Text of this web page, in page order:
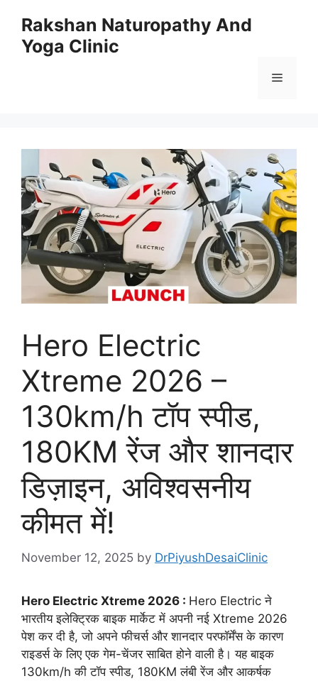
content
Rakshan Naturopathy And
Yoga Clinic
Menu
Hero Electric
Xtreme 2026 –
130km/h टॉप स्पीड,
180KM रेंज और शानदार
डिज़ाइन, अविश्वसनीय
कीमत में!
November 12, 2025 by DrPiyushDesaiClinic
Hero Electric Xtreme 2026 : Hero Electric ने
भारतीय इलेक्ट्रिक बाइक मार्केट में अपनी नई Xtreme 2026
पेश कर दी है, जो अपने फीचर्स और शानदार परफॉर्मेंस के कारण
राइडर्स के लिए एक गेम-चेंजर साबित होने वाली है। यह बाइक
130km/h की टॉप स्पीड, 180KM लंबी रेंज और आकर्षक